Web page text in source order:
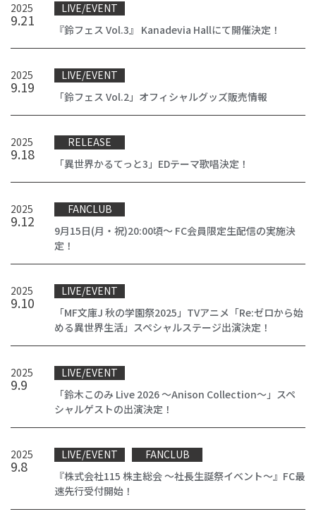
2025
9.21
LIVE/EVENT
『鈴フェス Vol.3』 Kanadevia Hallにて開催決定！
2025
9.19
LIVE/EVENT
「鈴フェス Vol.2」オフィシャルグッズ販売情報
2025
9.18
RELEASE
「異世界かるてっと3」EDテーマ歌唱決定！
2025
9.12
FANCLUB
9月15日(月・祝)20:00頃～ FC会員限定生配信の実施決
定！
2025
9.10
LIVE/EVENT
「MF文庫J 秋の学園祭2025」TVアニメ「Re:ゼロから始
める異世界生活」スペシャルステージ出演決定！
2025
9.9
LIVE/EVENT
「鈴木このみ Live 2026 ～Anison Collection～」スペ
シャルゲストの出演決定！
2025
9.8
LIVE/EVENT
FANCLUB
『株式会社115 株主総会 ～社長生誕祭イベント～』FC最
速先行受付開始！